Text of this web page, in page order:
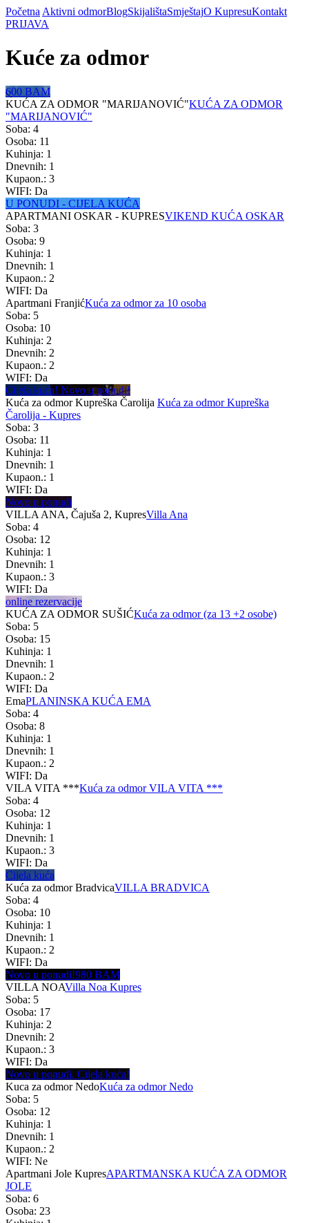
Početna Aktivni odmorBlogSkijalištaSmještajO KupresuKontakt
PRIJAVA
Kuće za odmor
600 BAM
KUĆA ZA ODMOR "MARIJANOVIĆ"KUĆA ZA ODMOR
"MARIJANOVIĆ"
Soba: 4
Osoba: 11
Kuhinja: 1
Dnevnih: 1
Kupaon.: 3
WIFI: Da
U PONUDI - CIJELA KUĆA
APARTMANI OSKAR - KUPRESVIKEND KUĆA OSKAR
Soba: 3
Osoba: 9
Kuhinja: 1
Dnevnih: 1
Kupaon.: 2
WIFI: Da
Apartmani FranjićKuća za odmor za 10 osoba
Soba: 5
Osoba: 10
Kuhinja: 2
Dnevnih: 2
Kupaon.: 2
WIFI: Da
Cijela kuća! Novo u ponudi!
Kuća za odmor Kupreška Čarolija Kuća za odmor Kupreška
Čarolija - Kupres
Soba: 3
Osoba: 11
Kuhinja: 1
Dnevnih: 1
Kupaon.: 1
WIFI: Da
Novo u ponudi
VILLA ANA, Čajuša 2, KupresVilla Ana
Soba: 4
Osoba: 12
Kuhinja: 1
Dnevnih: 1
Kupaon.: 3
WIFI: Da
online rezervacije
KUĆA ZA ODMOR SUŠIĆKuća za odmor (za 13 +2 osobe)
Soba: 5
Osoba: 15
Kuhinja: 1
Dnevnih: 1
Kupaon.: 2
WIFI: Da
EmaPLANINSKA KUĆA EMA
Soba: 4
Osoba: 8
Kuhinja: 1
Dnevnih: 1
Kupaon.: 2
WIFI: Da
VILA VITA ***Kuća za odmor VILA VITA ***
Soba: 4
Osoba: 12
Kuhinja: 1
Dnevnih: 1
Kupaon.: 3
WIFI: Da
Cijela kuća
Kuća za odmor BradvicaVILLA BRADVICA
Soba: 4
Osoba: 10
Kuhinja: 1
Dnevnih: 1
Kupaon.: 2
WIFI: Da
Novo u ponudi!980 BAM
VILLA NOAVilla Noa Kupres
Soba: 5
Osoba: 17
Kuhinja: 2
Dnevnih: 2
Kupaon.: 3
WIFI: Da
Novo u ponudi. Cijela kuća!
Kuca za odmor NedoKuća za odmor Nedo
Soba: 5
Osoba: 12
Kuhinja: 1
Dnevnih: 1
Kupaon.: 2
WIFI: Ne
Apartmani Jole KupresAPARTMANSKA KUĆA ZA ODMOR
JOLE
Soba: 6
Osoba: 23